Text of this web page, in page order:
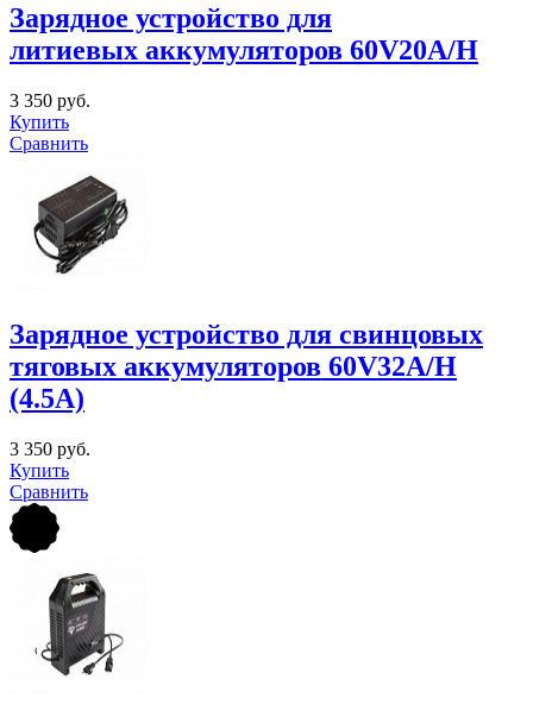
Зарядное устройство для
литиевых аккумуляторов 60V20A/H
3 350 руб.
Купить
Сравнить
Зарядное устройство для свинцовых
тяговых аккумуляторов 60V32A/H
(4.5A)
3 350 руб.
Купить
Сравнить